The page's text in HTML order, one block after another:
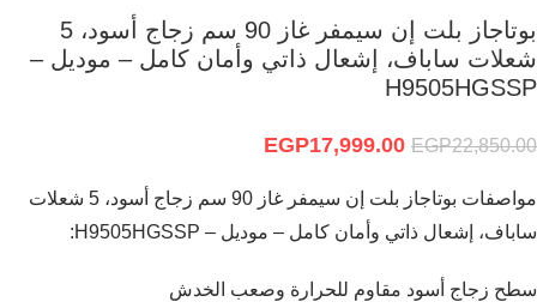
بوتاجاز بلت إن سيمفر غاز 90 سم زجاج أسود، 5
شعلات ساباف، إشعال ذاتي وأمان كامل – موديل –
H9505HGSSP
EGP22,850.00
EGP17,999.00
مواصفات بوتاجاز بلت إن سيمفر غاز 90 سم زجاج أسود، 5 شعلات
ساباف، إشعال ذاتي وأمان كامل – موديل – H9505HGSSP:
سطح زجاج أسود مقاوم للحرارة وصعب الخدش